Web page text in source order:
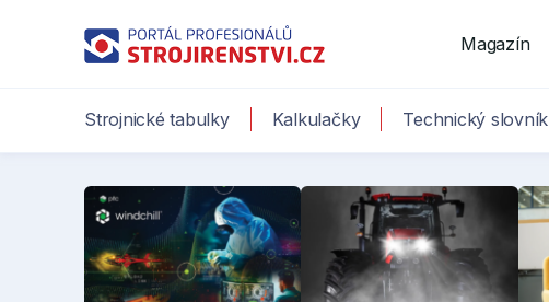
Magazín
Strojnické tabulky Kalkulačky Technický slovník